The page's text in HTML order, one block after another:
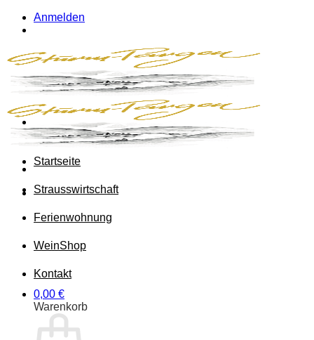
Zum
Inhalt
Anmelden
Startseite
Strausswirtschaft
Ferienwohnung
WeinShop
Kontakt
0,00 €
Warenkorb